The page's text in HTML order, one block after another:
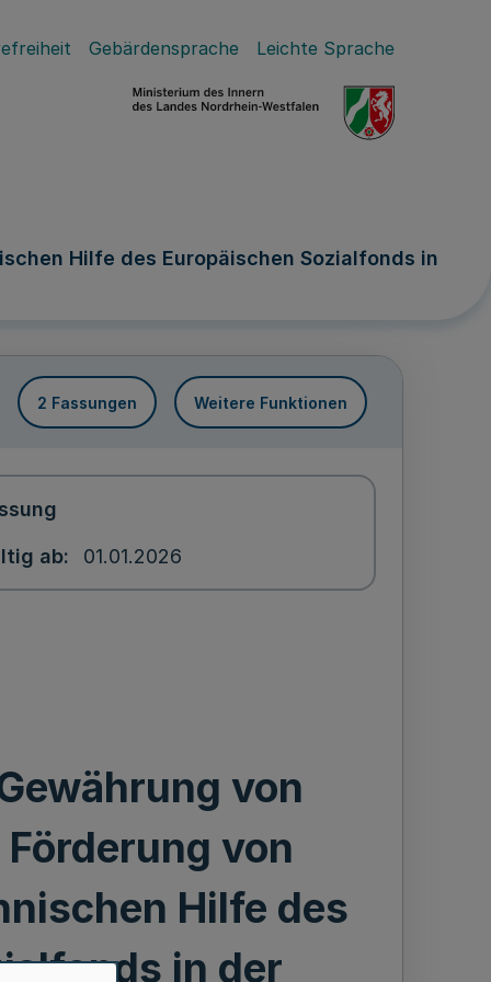
Gebärdensprache Leichte Sprache
Hilfe des Europäischen Sozialfonds in
2 Fassungen Weitere Funktionen
ab 01.01.2026
von
von
Hilfe des
in der